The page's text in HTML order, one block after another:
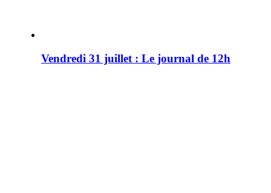
Vendredi 31 juillet : Le journal de 12h